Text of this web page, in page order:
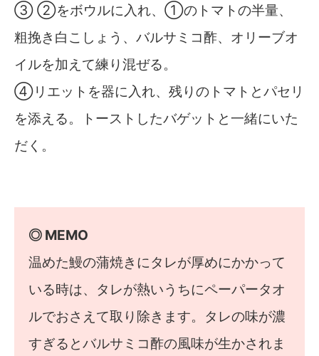
③ ②をボウルに入れ、①のトマトの半量、
粗挽き白こしょう、バルサミコ酢、オリーブオ
イルを加えて練り混ぜる。
④リエットを器に入れ、残りのトマトとパセリ
を添える。トーストしたバゲットと一緒にいた
だく。
◎ MEMO
温めた鰻の蒲焼きにタレが厚めにかかって
いる時は、タレが熱いうちにペーパータオ
ルでおさえて取り除きます。タレの味が濃
すぎるとバルサミコ酢の風味が生かされま